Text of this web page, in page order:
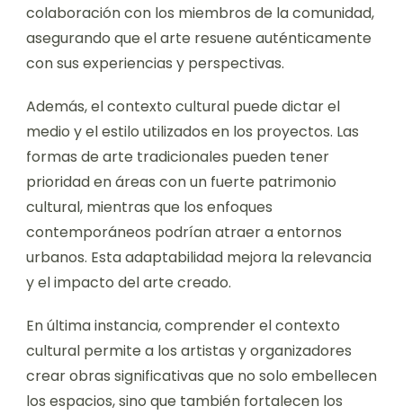
colaboración con los miembros de la comunidad,
asegurando que el arte resuene auténticamente
con sus experiencias y perspectivas.
Además, el contexto cultural puede dictar el
medio y el estilo utilizados en los proyectos. Las
formas de arte tradicionales pueden tener
prioridad en áreas con un fuerte patrimonio
cultural, mientras que los enfoques
contemporáneos podrían atraer a entornos
urbanos. Esta adaptabilidad mejora la relevancia
y el impacto del arte creado.
En última instancia, comprender el contexto
cultural permite a los artistas y organizadores
crear obras significativas que no solo embellecen
los espacios, sino que también fortalecen los